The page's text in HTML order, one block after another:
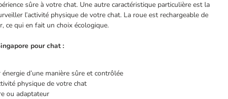
sûre à votre chat. Une autre caractéristique particulière est la
l’activité physique de votre chat. La roue est rechargeable de
ce qui en fait un choix écologique.
pour chat :
d’une manière sûre et contrôlée
physique de votre chat
ou adaptateur